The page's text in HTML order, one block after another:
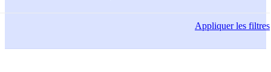
Appliquerles filtres